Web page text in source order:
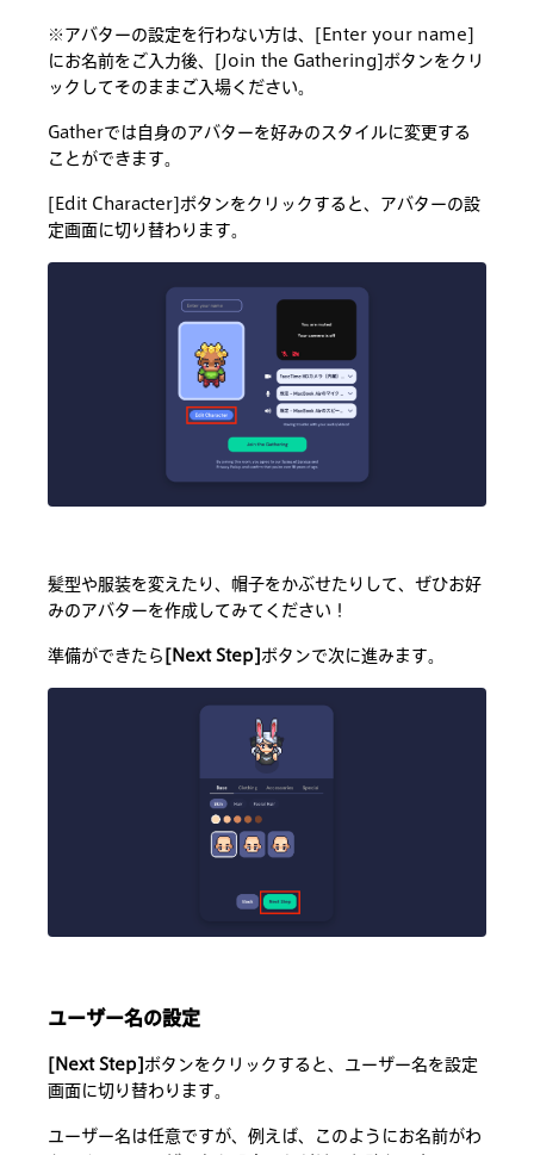
※アバターの設定を行わない方は、[Enter your name]
にお名前をご入力後、[Join the Gathering]ボタンをクリ
ックしてそのままご入場ください。
Gatherでは自身のアバターを好みのスタイルに変更する
ことができます。
[Edit Character]ボタンをクリックすると、アバターの設
定画面に切り替わります。
髪型や服装を変えたり、帽子をかぶせたりして、ぜひお好
みのアバターを作成してみてください！
準備ができたら [Next Step] ボタンで次に進みます。
ユーザー名の設定
[Next Step] ボタンをクリックすると、ユーザー名を設定
画面に切り替わります。
ユーザー名は任意ですが、例えば、このようにお名前がわ